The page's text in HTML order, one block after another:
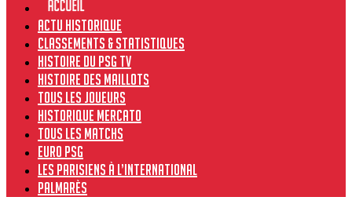
Actu historique
Classements & Statistiques
Histoire du PSG TV
Histoire des maillots
Tous les joueurs
Historique Mercato
Tous les matchs
Euro PSG
Les Parisiens à l’international
Palmarès